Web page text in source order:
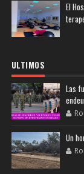
El
ULTIMOS
Las
Un